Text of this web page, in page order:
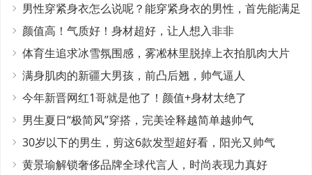
男性穿紧身衣怎么说呢？能穿紧身衣的男性，首先能满足
这4个条件
颜值高！气质好！身材超好，让人想入非非
体育生追求冰雪氛围感，雾凇林里脱掉上衣拍肌肉大片
满身肌肉的新疆大男孩，前凸后翘，帅气逼人
今年新晋网红1哥就是他了！颜值+身材太绝了
男生夏日“极简风”穿搭，完美诠释越简单越帅气
30岁以下的男生，剪这6款发型超好看，阳光又帅气
黄景瑜解锁奢侈品牌全球代言人，时尚表现力真好